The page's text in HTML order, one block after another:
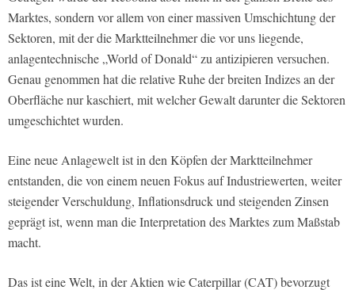
Marktes, sondern vor allem von einer massiven Umschichtung der
Sektoren, mit der die Marktteilnehmer die vor uns liegende,
anlagentechnische „World of Donald“ zu antizipieren versuchen.
Genau genommen hat die relative Ruhe der breiten Indizes an der
Oberfläche nur kaschiert, mit welcher Gewalt darunter die Sektoren
umgeschichtet wurden.
Eine neue Anlagewelt ist in den Köpfen der Marktteilnehmer
entstanden, die von einem neuen Fokus auf Industriewerten, weiter
steigender Verschuldung, Inflationsdruck und steigenden Zinsen
geprägt ist, wenn man die Interpretation des Marktes zum Maßstab
macht.
Das ist eine Welt, in der Aktien wie Caterpillar (CAT) bevorzugt